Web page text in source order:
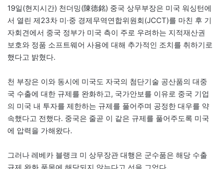
19일(현지시간) 천더밍(陳德銘) 중국 상무부장은 미국 워싱턴에
서 열린 제23차 미·중 경제무역연합위원회(JCCT)를 마친 후 기
자회견에서 중국 정부가 미국 측이 주로 우려하는 지적재산권
보호와 정품 소프트웨어 사용에 대해 추가적인 조치를 취하기로
했다고 밝혔다.
천 부장은 이와 동시에 미국도 자국의 첨단기술 공산품의 대중
국 수출에 대한 규제를 완화하고, 국가안보를 이유로 중국 기업
의 미국 내 투자를 제한하는 규제를 풀어주며 공정한 대우를 약
속했다고 전했다. 중국은 줄곧 이 같은 규제를 풀어주도록 미국
에 압력을 가해왔다.
그러나 레베카 블랭크 미 상무장관 대행은 군수품은 해당 수출